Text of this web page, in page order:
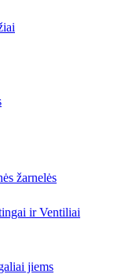
žarnelės
ir Ventiliai
jiems